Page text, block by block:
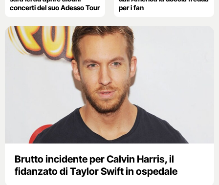
concerti del suo Adesso Tour
per i fan
Brutto incidente per Calvin Harris, il
fidanzato di Taylor Swift in ospedale